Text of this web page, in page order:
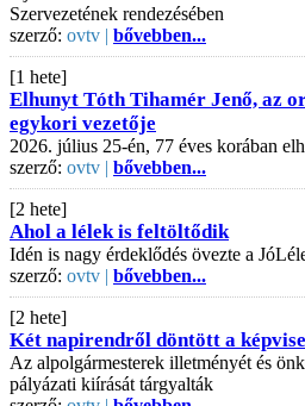
Szervezetének rendezésében
szerző: ovtv | bővebben...
[1 hete]
Elhunyt Tóth Tihamér Jenő, az
egykori vezetője
2026. július 25-én, 77 éves korában
szerző: ovtv | bővebben...
[2 hete]
Ahol a lélek is feltöltődik
Idén is nagy érdeklődés övezte a
szerző: ovtv | bővebben...
[2 hete]
Két napirendről döntött a
Az alpolgármesterek illetményét és
pályázati kiírását tárgyalták